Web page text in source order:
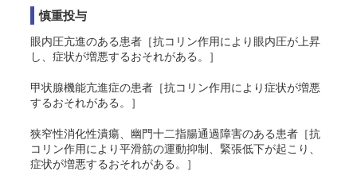
慎重投与
眼内圧亢進のある患者［抗コリン作用により眼内圧が上昇
し、症状が増悪するおそれがある。］
甲状腺機能亢進症の患者［抗コリン作用により症状が増悪
するおそれがある。］
狭窄性消化性潰瘍、幽門十二指腸通過障害のある患者［抗
コリン作用により平滑筋の運動抑制、緊張低下が起こり、
症状が増悪するおそれがある。］